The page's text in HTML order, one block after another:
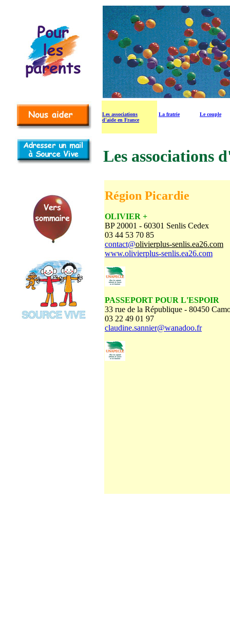
Les associations
d'aide en France
La fratrie Le couple
Les associations
Région Picardie
OLIVIER +
BP 20001 - 60301 Senlis Cedex
03 44 53 70 85
contact@olivierplus-senlis.ea26.com
www.olivierplus-senlis.ea26.com
PASSEPORT POUR L'ESPOIR
33 rue de la République - 80450
03 22 49 01 97
claudine.sannier@wanadoo.fr